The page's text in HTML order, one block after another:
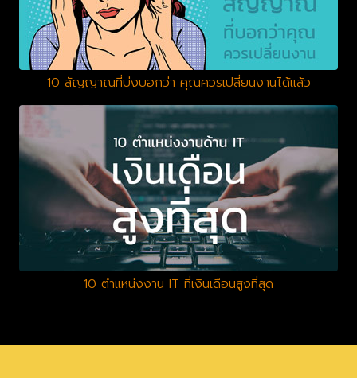
10 สัญญาณที่บ่งบอกว่า คุณควรเปลี่ยนงานได้แล้ว
10 ตำแหน่งงาน IT ที่เงินเดือนสูงที่สุด